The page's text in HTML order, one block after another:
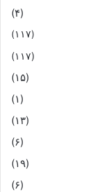
(۴)
(۱۱۷)
(۱۱۷)
(۱۵)
(۱)
(۱۳)
(۶)
(۱۹)
(۶)